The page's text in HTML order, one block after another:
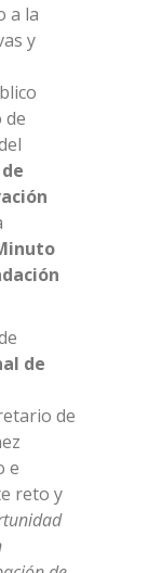
a la
y
de
de
de
e
reto y